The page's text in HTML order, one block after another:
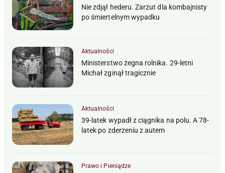
Nie zdjął hederu. Zarzut dla kombajnisty
po śmiertelnym wypadku
Aktualności
Ministerstwo żegna rolnika. 29-letni
Michał zginął tragicznie
Aktualności
39-latek wypadł z ciągnika na polu. A 78-
latek po zderzeniu z autem
Prawo i Pieniądze